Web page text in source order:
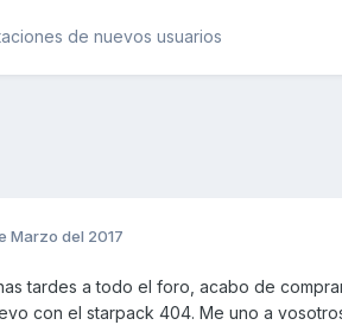
de nuevos usuarios
Marzo del 2017
tardes a todo el foro, acabo de
con el starpack 404. Me uno a